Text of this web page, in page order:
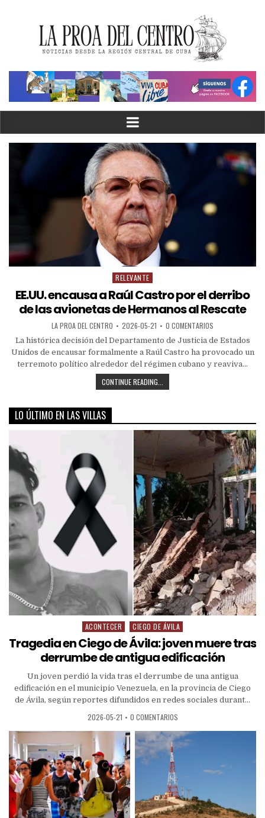
RELEVANTE
EE.UU. encausa a Raúl Castro por el derribo
de las avionetas de Hermanos al Rescate
LA PROA DEL CENTRO 2026-05-21 0 COMENTARIOS
La histórica decisión del Departamento de Justicia de Estados
Unidos de encausar formalmente a Raúl Castro ha provocado un
terremoto político alrededor del régimen cubano y reaviva...
CONTINUE READING...
LO ÚLTIMO EN LAS VILLAS
ACONTECER CIEGO DE ÁVILA
Tragedia en Ciego de Ávila: joven muere tras
derrumbe de antigua edificación
Un joven perdió la vida tras el derrumbe de una antigua
edificación en el municipio Venezuela, en la provincia de Ciego
de Ávila, según reportes difundidos en redes sociales durant...
2026-05-21 • 0 COMENTARIOS